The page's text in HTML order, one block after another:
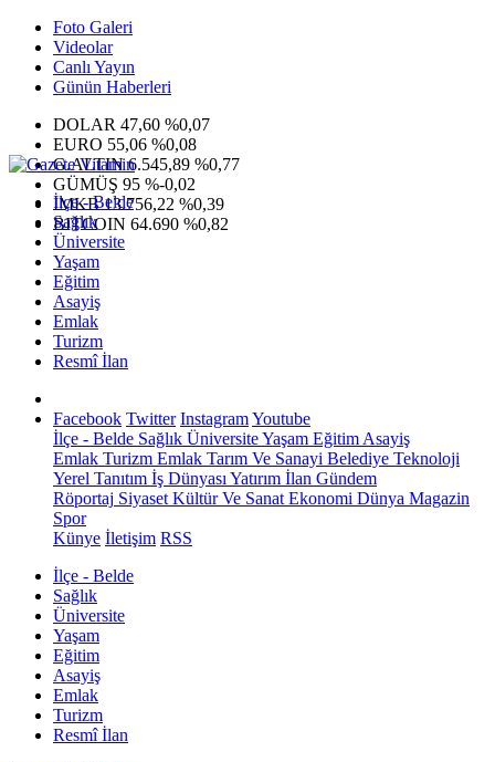
Foto Galeri
Videolar
Canlı Yayın
Günün Haberleri
DOLAR 47,60 %0,07
EURO 55,06 %0,08
G.ALTIN6.545,89 %0,77
GÜMÜŞ 95 %-0,02
IMKB13.756,22 %0,39
BITCOIN 64.690 %0,82
İlçe - Belde
Sağlık
Üniversite
Yaşam
Eğitim
Asayiş
Emlak
Turizm
Resmî İlan
Facebook Twitter InstagramYoutube
İlçe - Belde Sağlık ÜniversiteYaşam Eğitim Asayiş
Emlak Turizm Emlak Tarım Ve Sanayi Belediye Teknoloji
Yerel Tanıtım İş Dünyası Yatırım İlan Gündem
Röportaj Siyaset Kültür Ve Sanat Ekonomi Dünya Magazin
Spor
Künye İletişim RSS
İlçe - Belde
Sağlık
Üniversite
Yaşam
Eğitim
Asayiş
Emlak
Turizm
Resmî İlan